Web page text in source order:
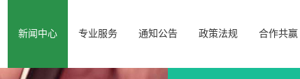
新闻中心 专业服务 通知公告 政策法规 合作共赢